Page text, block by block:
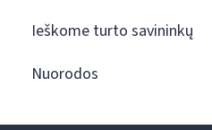
Ieškome turto savininkų
Nuorodos